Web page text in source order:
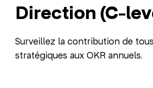
Direction (C-
Surveillez la contribution de
stratégiques aux OKR annuels.